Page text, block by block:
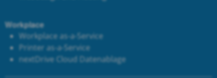
Workplace
Workplace as-a-Service
Printer as-a-Service
nextDrive Cloud Datenablage